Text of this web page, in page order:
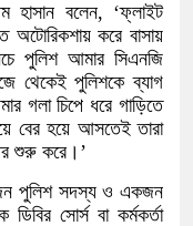
হাসান বলেন, ‘ফ্লাইট
অটোরিকশায় করে বাসায়
পুলিশ আমার সিএনজি
থেকেই পুলিশকে ব্যাগ
চিপে ধরে গাড়িতে
বের হয়ে আসতেই তারা
শুরু করে।’
পুলিশ সদস্য ও একজন
ডিবির সোর্স বা কর্মকর্তা